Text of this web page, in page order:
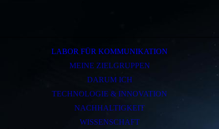
LABOR FÜR KOMMUNIKATION
MEINE ZIELGRUPPEN
DARUM ICH
TECHNOLOGIE & INNOVATION
NACHHALTIGKEIT
WISSENSCHAFT